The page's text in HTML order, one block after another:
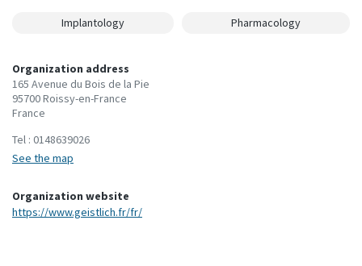
Implantology Pharmacology
Organization address
165 Avenue du Bois de la Pie
95700 Roissy-en-France
France
Tel : 0148639026
See the map
Organization website
https://www.geistlich.fr/fr/